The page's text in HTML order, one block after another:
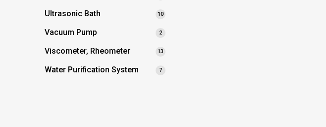
Ultrasonic Bath 10
Vacuum Pump 2
Viscometer, Rheometer 13
Water Purification System 7